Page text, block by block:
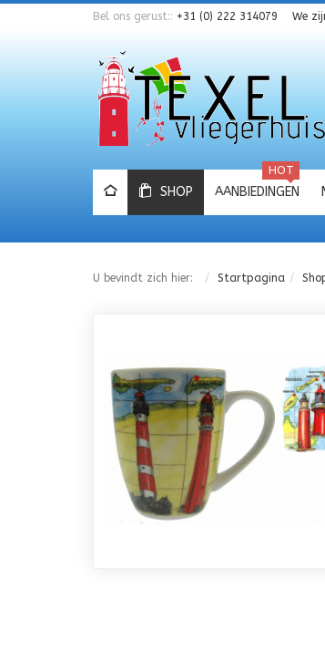
Bel ons gerust:: +31 (0) 222 314079 We
SHOP AANBIEDINGEN
HOT
U bevindt zich hier: Startpagina